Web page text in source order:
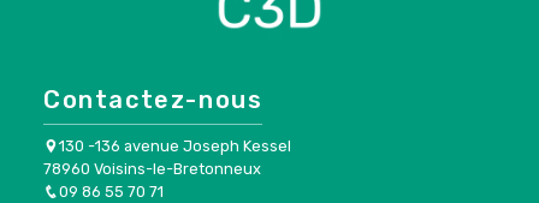
Contactez-nous
130 -136 avenue Joseph Kessel
78960 Voisins-le-Bretonneux
09 86 55 70 71